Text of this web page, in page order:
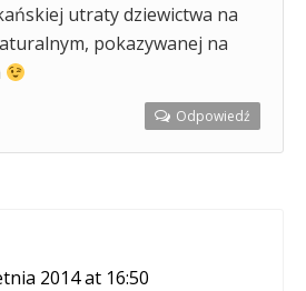
utraty dziewictwa na
pokazywanej na
Odpowiedź
2014 at 16:50